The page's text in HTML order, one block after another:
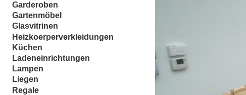
Garderoben
Gartenmöbel
Glasvitrinen
Heizkoerperverkleidungen
Küchen
Ladeneinrichtungen
Lampen
Liegen
Regale